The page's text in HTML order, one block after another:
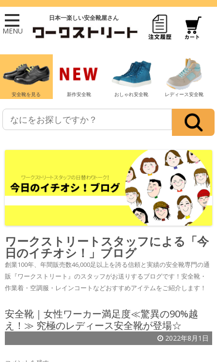
MENU
日本一楽しい安全靴屋さん
安全靴を見る 新作安全靴 おしゃれ安全靴 レディース安全靴
ワークストリートスタッフによる「今
日のイチオシ！」ブログ
創業100年、年間販売数46,000足以上を誇る信頼と実績の安全靴専門の通
販『ワークストリート』のスタッフがお送りするブログです！安全靴・
作業着・空調服・レインコートなどおすすめアイテムをご紹介します！
安全靴｜女性ワーカー満足度≪驚異の90%越
え！≫ 究極のレディース安全靴が登場☆
2022年8月1日